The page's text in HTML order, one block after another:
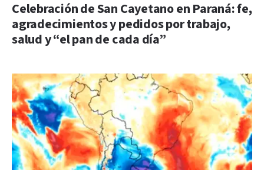
Celebración de San Cayetano en Paraná: fe,
agradecimientos y pedidos por trabajo,
salud y “el pan de cada día”